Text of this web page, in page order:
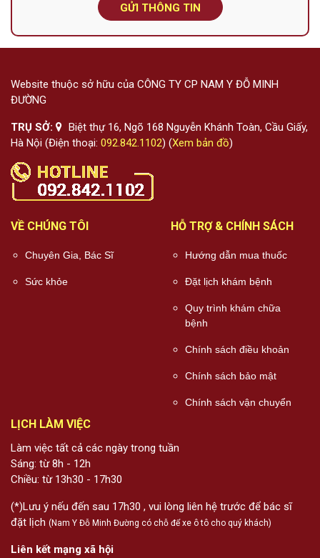
GỬI THÔNG TIN
Website thuộc sở hữu của CÔNG TY CP NAM Y ĐỖ MINH
ĐƯỜNG
TRỤ SỞ:
Biệt thự 16, Ngõ 168 Nguyễn Khánh Toàn, Cầu Giấy,
Hà Nội (Điện thoại: 092.842.1102) (Xem bản đồ)
VỀ CHÚNG TÔI
Chuyên Gia, Bác Sĩ
Sức khỏe
HỖ TRỢ & CHÍNH SÁCH
Hướng dẫn mua thuốc
Đặt lịch khám bệnh
Quy trình khám chữa
bệnh
Chính sách điều khoản
Chính sách bảo mật
Chính sách vận chuyển
LỊCH LÀM VIỆC
Làm việc tất cả các ngày trong tuần
Sáng: từ 8h - 12h
Chiều: từ 13h30 - 17h30
(*)Lưu ý nếu đến sau 17h30 , vui lòng liên hệ trước để bác sĩ
đặt lịch (Nam Y Đỗ Minh Đường có chỗ để xe ô tô cho quý khách)
Liên kết mạng xã hội